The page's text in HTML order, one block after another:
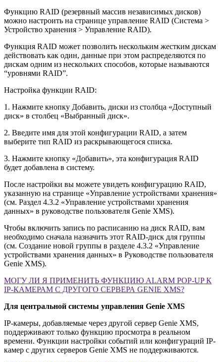
Функцию RAID (резервный массив независимых дисков)
можно настроить на странице управление RAID (Система >
Устройство хранения > Управление RAID).
Функция RAID может позволить нескольким жестким дискам
действовать как один, данные при этом распределяются по
дискам одним из нескольких способов, которые называются
“уровнями RAID”.
Настройка функции RAID:
1. Нажмите кнопку Добавить, диски из столбца «Доступный
диск» в столбец «Выбранный диск».
2. Введите имя для этой конфигурации RAID, а затем
выберите тип RAID из раскрывающегося списка.
3. Нажмите кнопку «Добавить», эта конфигурация RAID
будет добавлена ​​в систему.
После настройки вы можете увидеть конфигурацию RAID,
указанную на странице «Управление устройствами хранения»
(см. Раздел 4.3.2 «Управление устройствами хранения
данных» в руководстве пользователя Genie XMS).
Чтобы включить запись по расписанию на диск RAID, вам
необходимо сначала назначить этот RAID-диск для группы
(см. Создание новой группы в разделе 4.3.2 «Управление
устройствами хранения данных» в Руководстве пользователя
Genie XMS).
МОГУ ЛИ Я ПРИМЕНИТЬ ФУНКЦИЮ ALARM POP-UP К
IP-КАМЕРАМ С ДРУГОГО СЕРВЕРА GENIE XMS?
Для центральной системы управления Genie XMS
IP-камеры, добавляемые через другой сервер Genie XMS,
поддерживают только функцию просмотра в реальном
времени. Функции настройки событий или конфигураций IP-
камер с других серверов Genie XMS не поддерживаются.